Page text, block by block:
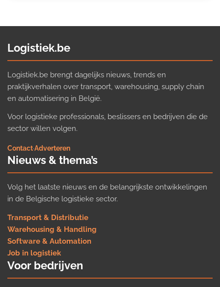
Logistiek.be
Logistiek.be brengt dagelijks nieuws, trends en
praktijkverhalen over transport, warehousing, supply chain
en automatisering in België.
Voor logistieke professionals, beslissers en bedrijven die de
sector willen volgen.
Contact·Adverteren
Nieuws & thema’s
Volg het laatste nieuws en de belangrijkste ontwikkelingen
in de Belgische logistieke sector.
Transport & Distributie
Warehousing & Handling
Software & Automation
Job in logistiek
Voor bedrijven